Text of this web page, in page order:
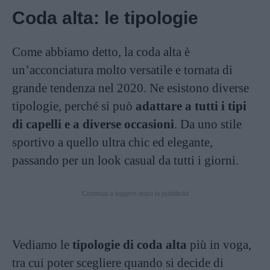
Coda alta: le tipologie
Come abbiamo detto, la coda alta è
un’acconciatura molto versatile e tornata di
grande tendenza nel 2020. Ne esistono diverse
tipologie, perché si può adattare a tutti i tipi
di capelli e a diverse occasioni. Da uno stile
sportivo a quello ultra chic ed elegante,
passando per un look casual da tutti i giorni.
Vediamo le tipologie di coda alta più in voga,
tra cui poter scegliere quando si decide di